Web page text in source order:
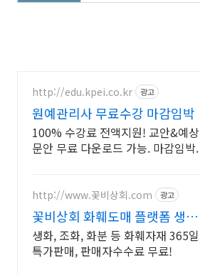
http://edu.kpei.co.kr 광고
원예관리사 무료수강 마감임박
100% 수강료 전액지원! 교안&예상
문안 무료 다운로드 가능. 마감임박.
http://www.꽃비상회.com 광고
꽃비상회 화훼도매 플랫폼 생화
꽃자재 특가 할인
생화, 조화, 화분 등 화훼자재 365일
특가판매, 판매자수수료 무료!